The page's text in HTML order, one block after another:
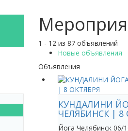
1 - 12 из 87 объявлений
Новые объявления
Объявления
КУНДАЛИНИ
ЧЕЛЯБИНСК | 8
Йога Челябинск 06/